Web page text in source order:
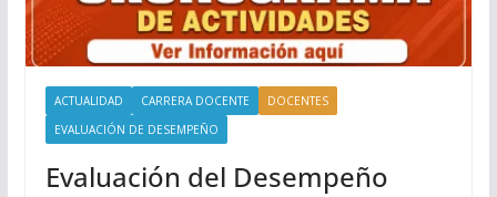
ACTUALIDAD CARRERA DOCENTE
DOCENTES
EVALUACIÓN DE DESEMPEÑO
Evaluación del Desempeño